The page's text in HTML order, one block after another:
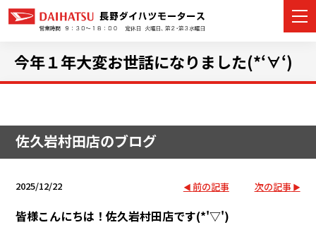
店舗情報
イベント・キャンペーン
今年１年大変お世話になりました(*‘∀‘)
佐久岩村田店のブログ
2025/12/22 前の記事 次の記事
皆様こんにちは！佐久岩村田店です(*'▽')